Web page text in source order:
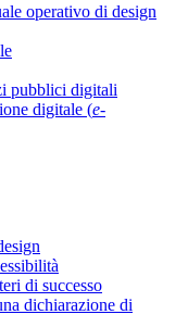
operativo di design
pubblici digitali
digitale (e-
di successo
dichiarazione di